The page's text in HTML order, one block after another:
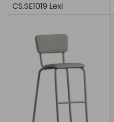
CS.SE1019 Lexi